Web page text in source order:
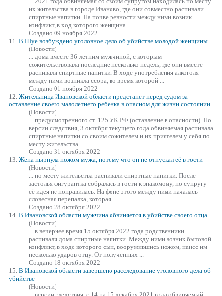
их жительства в городе Иваново, где они совместно распивали
спиртные напитки. На почве ревности между ними возник
конфликт, в ход которого женщина ...
Создано 09 ноября 2022
11. В Шуе возбуждено уголовное дело об убийстве молодой женщины
(Новости)
... дома вместе 36-летним мужчиной, с которым
сожительствовала последние несколько недель, где они вместе
распивали спиртные напитки. В ходе употребления алкоголя
между ними возникла ссора, во время которой ...
Создано 01 ноября 2022
12. Жительница Ивановской области предстанет перед судом за
оставление своего малолетнего ребенка в опасном для жизни состоянии
(Новости)
... предусмотренного ст. 125 УК РФ (оставление в опасности). По
версии следствия, 3 октября текущего года обвиняемая распивала
спиртные напитки со своим сожителем и их приятелем у себя по
месту жительства ...
Создано 31 октября 2022
13. Жена пырнула ножом мужа, потому что он не отпускал её в гости
(Новости)
... по месту жительства распивали спиртные напитки. После
застолья фигурантка собралась в гости к знакомому, но супругу
её идея не понравилась. На фоне этого между ними началась
словесная перепалка, которая ...
Создано 28 октября 2022
14. В Ивановской области мужчина обвиняется в убийстве своего отца
(Новости)
... в вечернее время 15 октября 2022 года родственники
распивали дома спиртные напитки. Между ними возник бытовой
конфликт, в ходе которого сын, вооружившись ножом, нанес им
несколько ударов отцу. От полученных ...
Создано 18 октября 2022
15. В Ивановской области завершено расследование уголовного дела об
убийстве
(Новости)
... версии следствия, с 14 на 15 декабря 2021 года обвиняемый